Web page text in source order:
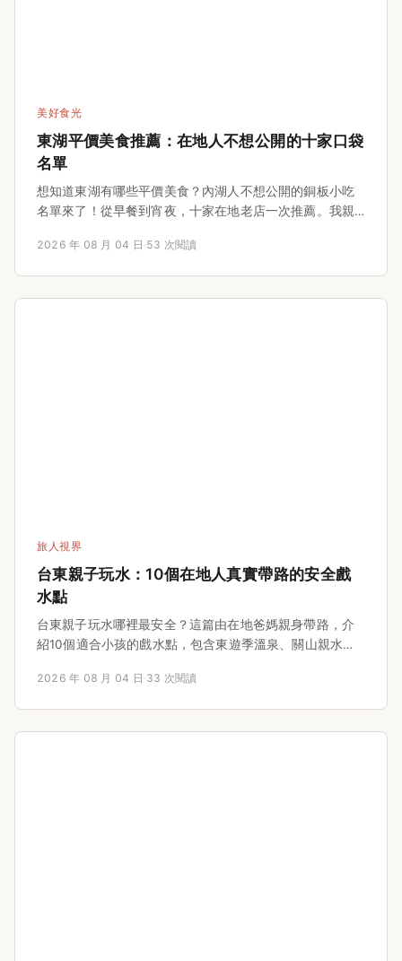
美好食光
東湖平價美食推薦：在地人不想公開的十家口袋
名單
想知道東湖有哪些平價美食？內湖人不想公開的銅板小吃
名單來了！從早餐到宵夜，十家在地老店一次推薦。我親
通記錄下來，連在地人怎麼點餐的隱藏版吃法都告訴你。
2026 年 08 月 04 日 ·53 次閱讀
旅人視界
台東親子玩水：10個在地人真實帶路的安全戲
水點
台東親子玩水哪裡最安全？這篇由在地爸媽親身帶路，介
紹10個適合小孩的戲水點，包含東遊季溫泉、關山親水公
並傳授溪邊海邊的防溺訣竅，讓你第一次帶孩子去台東玩
2026 年 08 月 04 日 ·33 次閱讀